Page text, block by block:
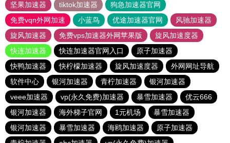
坚果加速器
tiktok加速器
狗急加速器官网
免费vqn外网加速
小蓝鸟 优途加速器官网
风驰加速器
旋风加速器
免费vps加速器外网苹果版
旋风加速度器
快连加速器
快连加速器官网入口
原子加速器
快鸭加速器
快柠檬加速器 旋风加速度器
外网网址导航
软件中心
银河加速器 青柠加速器
银河加速器
veee加速器
vp(永久免费)加速器 暴雪加速器
优云666
银河加速器
海外梯子官网 1元机场
暴雪加速器
银河加速器
暴雪加速器 海鸥加速器
原子加速器